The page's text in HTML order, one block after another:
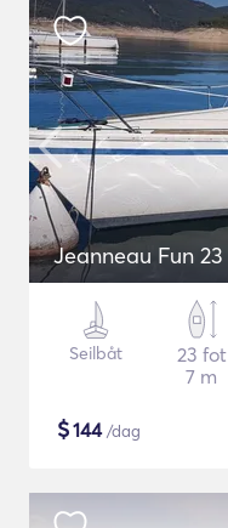
Jeanneau Fun 23
Seilbåt
23 fot
7 m
$144/dag